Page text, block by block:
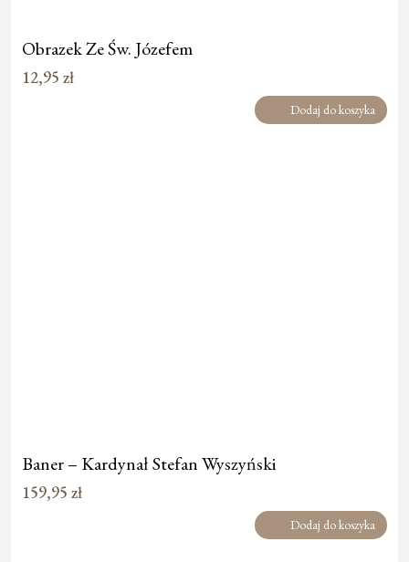
Obrazek Ze Św. Józefem
12,95 zł
Dodaj do koszyka
Baner – Kardynał Stefan Wyszyński
159,95 zł
Dodaj do koszyka